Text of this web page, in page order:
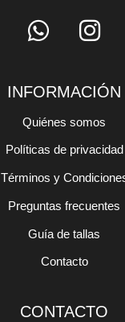
INFORMACIÓN
Quiénes somos
Políticas de privacidad
Términos y
Preguntas frecuentes
Guía de tallas
Contacto
CONTACTO